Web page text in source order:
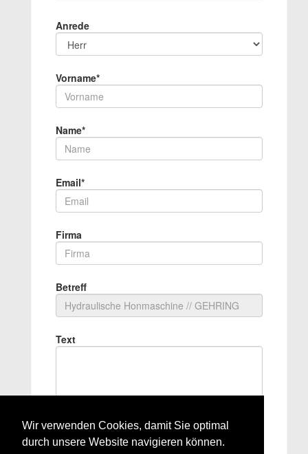
Wir verwenden Cookies, damit Sie optimal
durch unsere Website navigieren können.
Anrede
Vorname*
Name*
Email*
Firma
Betreff
Text
Nachricht absenden